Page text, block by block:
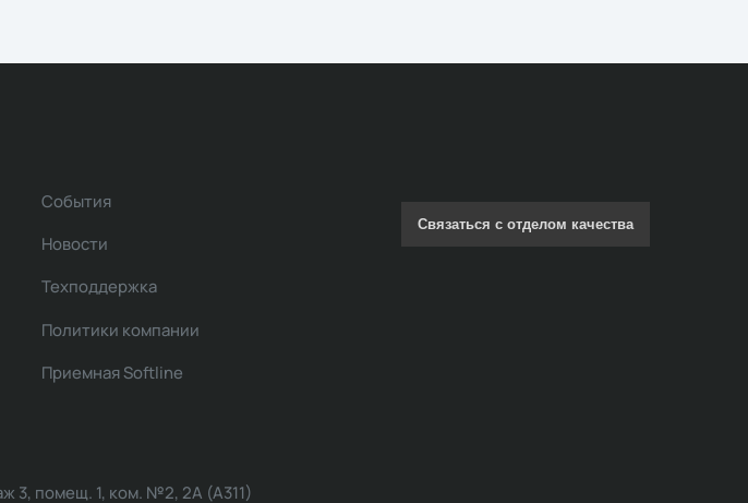
События
Новости
Техподдержка
Политики компании
Приемная Softline
Связаться с отделом качества
3, помещ. 1, ком. №2, 2А (А311)